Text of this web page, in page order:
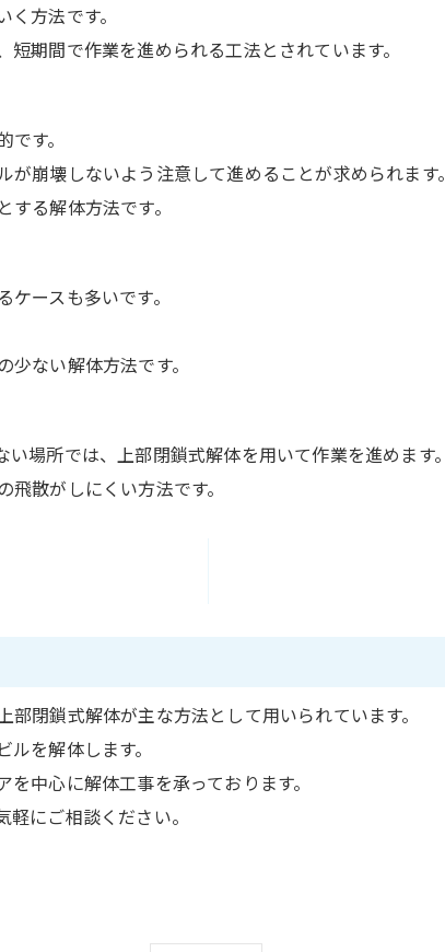
方法です。
期間で作業を進められる工法とされています。
す。
崩壊しないよう注意して進めることが求められます。
る解体方法です。
ースも多いです。
ない解体方法です。
場所では、上部閉鎖式解体を用いて作業を進めます。
散がしにくい方法です。
閉鎖式解体が主な方法として用いられています。
を解体します。
中心に解体工事を承っております。
にご相談ください。